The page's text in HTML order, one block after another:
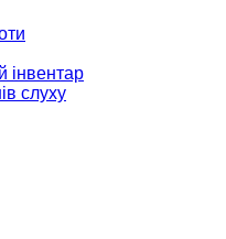
інвентар
слуху